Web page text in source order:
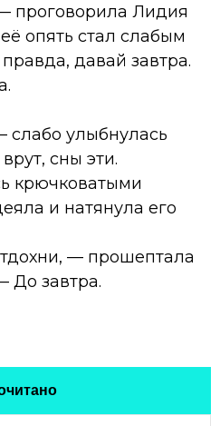
проговорила Лидия
опять стал слабым
давай завтра.
улыбнулась
сны эти.
крючковатыми
и натянула его
— прошептала
До завтра.